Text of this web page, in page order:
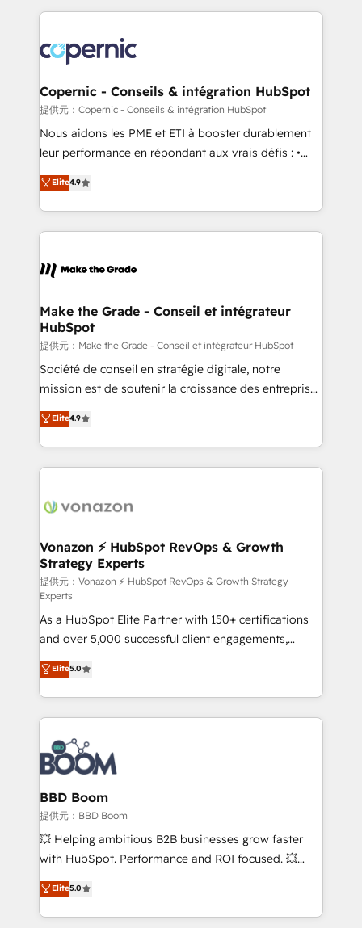
lasts. So if you're ready to become the most trusted
voice in your market, let’s talk.
HubSpot's Global Partner of the Year in 2024,
worldwide, and with over 15 years in the ecosystem,
Huble has built a track record that speaks for itself.
One company, one operating model, delivering
across offices and consulting teams in the UK, USA,
Canada, Germany, France, Belgium, Singapore, and
South Africa. Certified compliant with ISO/IEC
international offices and 175+ employees.
Copernic - Conseils & intégration HubSpot
提供元：Copernic - Conseils & intégration HubSpot
Nous aidons les PME et ETI à booster durablement
leur performance en répondant aux vrais défis : •
Intégration de HubSpot avec d’autres outils (ERP,
téléphonie, etc.) • Alignement des équipes grâce à un
outil et des données partagées • Amélioration de la
collecte et de l’analyse des données pour des
de la productivité des équipes Notre équipe de 30
avec un engagement total, alignant processus
métiers et technologie, et guidant vos équipes à
travers le changement, tout en centrant vos objectifs
d’entreprise. Grâce à une méthodologie éprouvée
auprès de plus de 400 clients, nous comprenons
HubSpot dans votre organisation. Pour toute
question technique ou besoin de structuration de
Elite4.9
Make the Grade - Conseil et intégrateur
HubSpot
提供元：Make the Grade - Conseil et intégrateur HubSpot
Société de conseil en stratégie digitale, notre
mission est de soutenir la croissance des entreprises
B2B à travers l’acquisition de nouveaux clients,
l'intégration CRM et le développement des revenus
auprès de vos comptes existants. En France et à
l'international, nous travaillons avec des ETI
delà d’une simple transformation digitale et des
➤ L’intégration de CRM et de méthodologie RevOps
pour aligner les équipes marketing, commerciales et
support client (data migration, synchronisation API,
audit et maintenance) ➤ La création de sites internet
de conversion qui transforment les visiteurs en
opportunités d'affaires ➤ La mise en place de
stratégies d'acquisition marketing (SEO, SEA,
inbound, automatisation marketing, ABM, IA,
emailing) Informations clés : - 10 ans d'expérience -
100+ intégrations CRM HubSpot réussies - 40
experts conseil - 150 certifications HubSpot
cumulées
Elite4.9
Vonazon ⚡ HubSpot RevOps & Growth
Strategy Experts
提供元：Vonazon ⚡ HubSpot RevOps & Growth Strategy
Experts
As a HubSpot Elite Partner with 150+ certifications
and over 5,000 successful client engagements,
Vonazon turns marketing complexity into
measurable, scalable growth. From onboarding to
enterprise-grade campaigns, our in-house team
builds scalable strategies that drive long-term
revenue. ⚙️ HubSpot Integration & Optimization •
Seamless CRM, CMS, and automation setup •
Complex platform migrations and data cleanups •
Custom APIs and third-party integrations 📈 End-to-
End Revenue Acceleration • Lifecycle marketing and
pipeline growth programs • Sales enablement tools
and CRM optimization • Retention strategies with
Execution • 750+ onboardings and 2,000+
implementations • Deep expertise across marketing,
Elite5.0
BBD Boom
提供元：BBD Boom
💥 Helping ambitious B2B businesses grow faster
with HubSpot. Performance and ROI focused. 💥
BBD Boom is the HubSpot partner that can help you
to HubSpot Better. We work with your teams to
solve all your HubSpot challenges and improve user
Elite5.0